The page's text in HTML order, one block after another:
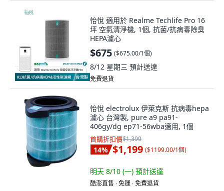
怡悅 適用於 Realme Techlife Pro 16
坪 空氣清淨機, 1個, 抗菌/抗病毒除臭
HEPA濾心
$675 ($675.00/1個)
8/12 星期三 預計送達
免費退貨
怡悅 electrolux 伊萊克斯 抗病毒hepa
濾心 台灣製, pure a9 pa91-
406gy/dg ep71-56wba適用, 1個
首購折扣價$1,399
14% $1,199 ($1199.00/1個)
明天 8/10 (一) 預計送達
酷澎直售 ∙ 免運 ∙ 免費退貨